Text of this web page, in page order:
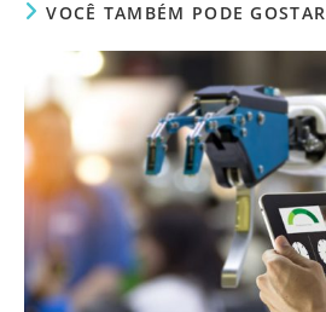
VOCÊ TAMBÉM PODE GOSTAR